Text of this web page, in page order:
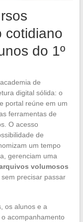
cotidiano
do 1º
de
digital sólida: o
portal reúne em um
as ferramentas de
O acesso
de
um tempo
gerenciam uma
volumosos
precisar passar
os alunos e a
acompanhamento